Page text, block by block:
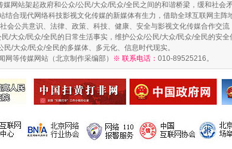
网站架起政府和公众/公民/大众/民众/全民之间的和谐桥梁，缓和社会
结合现代网络科技影视文化传媒的新媒体有生力，借助全球互联网主
会公共意识、法律、政策、科技、健康、安全与影视文化传媒合作交
/大众/民众/全民的日常生活事实，维护公众/公民/大众/民众/全民的安
民/大众/民众/全民的多媒体、多元化、信息时代现实。
网等传媒网站（北京制作采编部） ※ 联系电话： 010-89525216。